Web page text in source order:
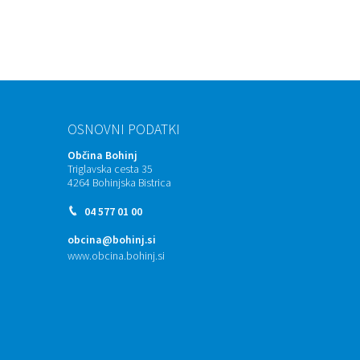
OSNOVNI PODATKI
Občina Bohinj
Triglavska cesta 35
4264 Bohinjska Bistrica
04 577 01 00
obcina@bohinj.si
www.obcina.bohinj.si